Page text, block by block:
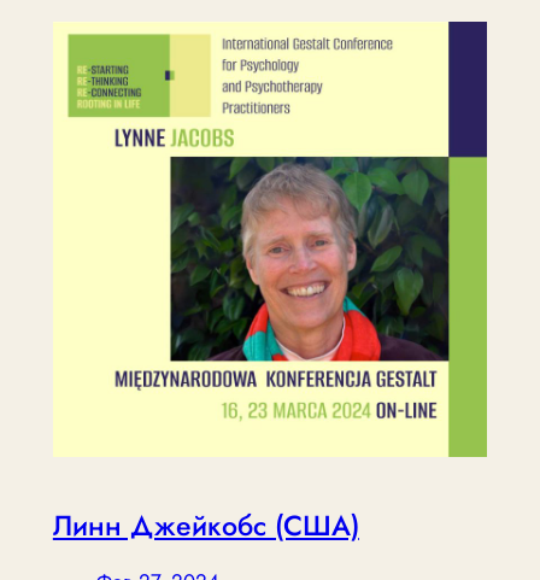
Линн Джейкобс (США)